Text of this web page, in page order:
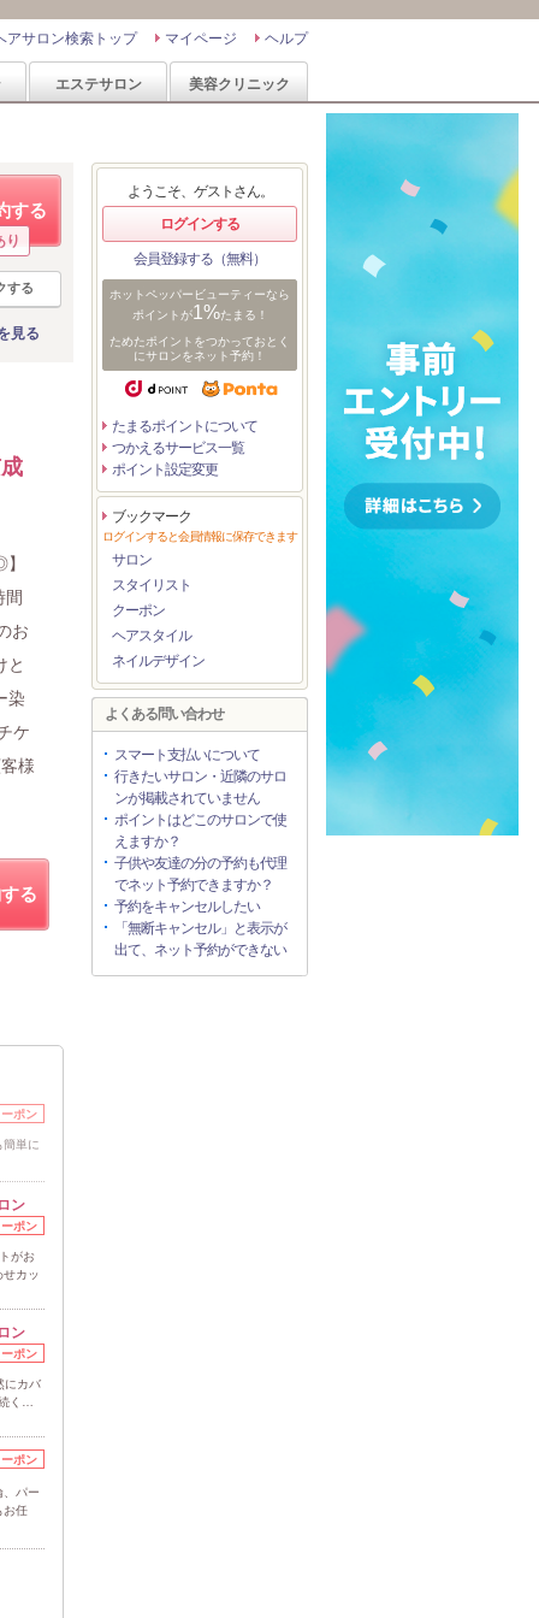
ヘルプ
マイページ
アサロン検索トップ
エステサロン 美容クリニック
する
り
する
見る
間
お
と
染
ケ
様
る
ポン
簡単に
ン
ポン
がお
カッ
ン
ポン
にカバ
く…
ポン
、パー
お任
ようこそ、ゲストさん。
ログインする
会員登録する（無料）
ホットペッパービューティーなら
ポイントが1%たまる！
ためたポイントをつかっておとく
にサロンをネット予約！
たまるポイントについて
つかえるサービス一覧
ポイント設定変更
ブックマーク
ログインすると会員情報に保存できます
サロン
スタイリスト
クーポン
ヘアスタイル
ネイルデザイン
よくある問い合わせ
スマート支払いについて
行きたいサロン・近隣のサロ
ンが掲載されていません
ポイントはどこのサロンで使
えますか？
子供や友達の分の予約も代理
でネット予約できますか？
予約をキャンセルしたい
「無断キャンセル」と表示が
出て、ネット予約ができない